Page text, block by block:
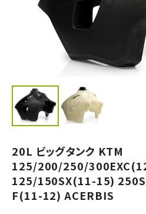
20L ビッグタンク KTM
125/200/250/
125/150SX(11-15)
F(11-12) ACERBIS